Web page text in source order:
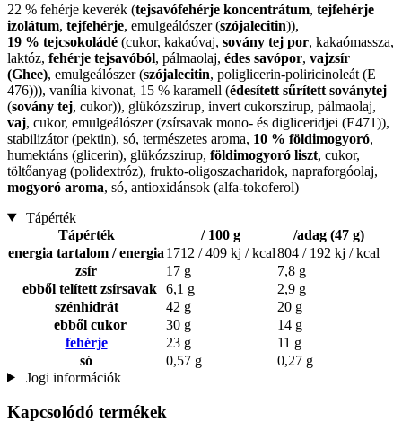
22 % fehérje keverék (tejsavófehérje koncentrátum, tejfehérje
izolátum, tejfehérje, emulgeálószer (szójalecitin)),
19 % tejcsokoládé (cukor, kakaóvaj, sovány tej por, kakaómassza,
laktóz, fehérje tejsavóból, pálmaolaj, édes savópor, vajzsír
(Ghee), emulgeálószer (szójalecitin, poliglicerin-poliricinoleát (E
476))), vanília kivonat, 15 % karamell (édesített sűrített soványtej
(sovány tej, cukor)), glükózszirup, invert cukorszirup, pálmaolaj,
vaj, cukor, emulgeálószer (zsírsavak mono- és digliceridjei (E471)),
stabilizátor (pektin), só, természetes aroma, 10 % földimogyoró,
humektáns (glicerin), glükózszirup, földimogyoró liszt, cukor,
töltőanyag (polidextróz), frukto-oligoszacharidok, napraforgóolaj,
mogyoró aroma, só, antioxidánsok (alfa-tokoferol)
Tápérték
Tápérték
/ 100 g
/adag (47 g)
energia tartalom / energia 1712 / 409 kj / kcal804 / 192 kj / kcal
zsír
17 g
7,8 g
ebből telített zsírsavak 6,1 g
2,9 g
szénhidrát
42 g
20 g
ebből cukor
30 g
14 g
fehérje
23 g
11 g
só
0,57 g
0,27 g
Jogi információk
Kapcsolódó termékek